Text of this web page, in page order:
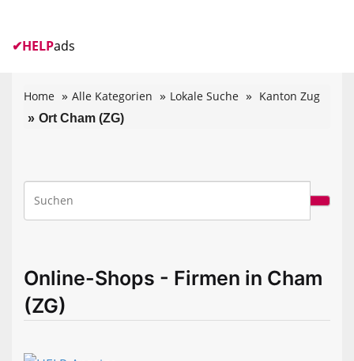
✔HELPads
Home Alle Kategorien Lokale Suche Kanton Zug
Ort Cham (ZG)
Online-Shops - Firmen in Cham
(ZG)